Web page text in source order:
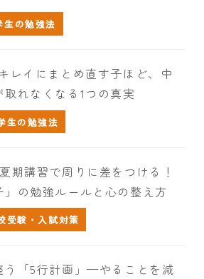
生の勉強法
レイにまとめ直す子ほど、中
れなくなる1つの真実
生の勉強法
期講習で周りに差をつける！
」の勉強ルールと心の整え方
受験・入試対策
う「5行計画」—やることを減